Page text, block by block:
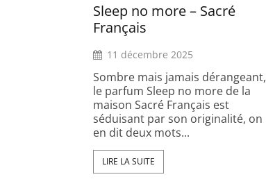
Sleep no more – Sacré
Français
11 décembre 2025
Sombre mais jamais dérangeant,
le parfum Sleep no more de la
maison Sacré Français est
séduisant par son originalité, on
en dit deux mots...
LIRE LA SUITE